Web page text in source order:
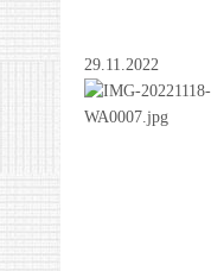
29.11.2022